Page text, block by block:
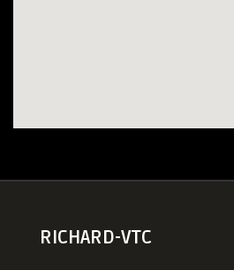
RICHARD-VTC